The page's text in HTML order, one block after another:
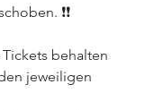
❗️❗️
behalten
jeweiligen